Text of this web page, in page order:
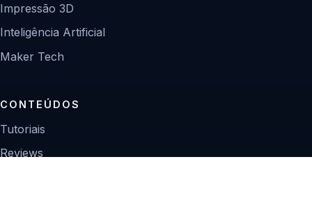
Impressão 3D
Inteligência Artificial
Maker Tech
CONTEÚDOS
Tutoriais
Reviews